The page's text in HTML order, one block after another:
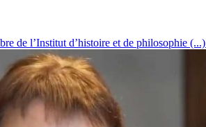
de l’Institut d’histoire et de philosophie (...)